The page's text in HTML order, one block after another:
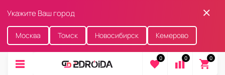
Укажите Ваш город
Москва Томск Новосибирск Кемерово
0 0 0